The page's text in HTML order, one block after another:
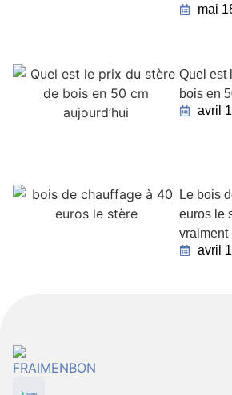
mai
Quel est
bois en
avril
Le bois
euros le
vraiment
avril